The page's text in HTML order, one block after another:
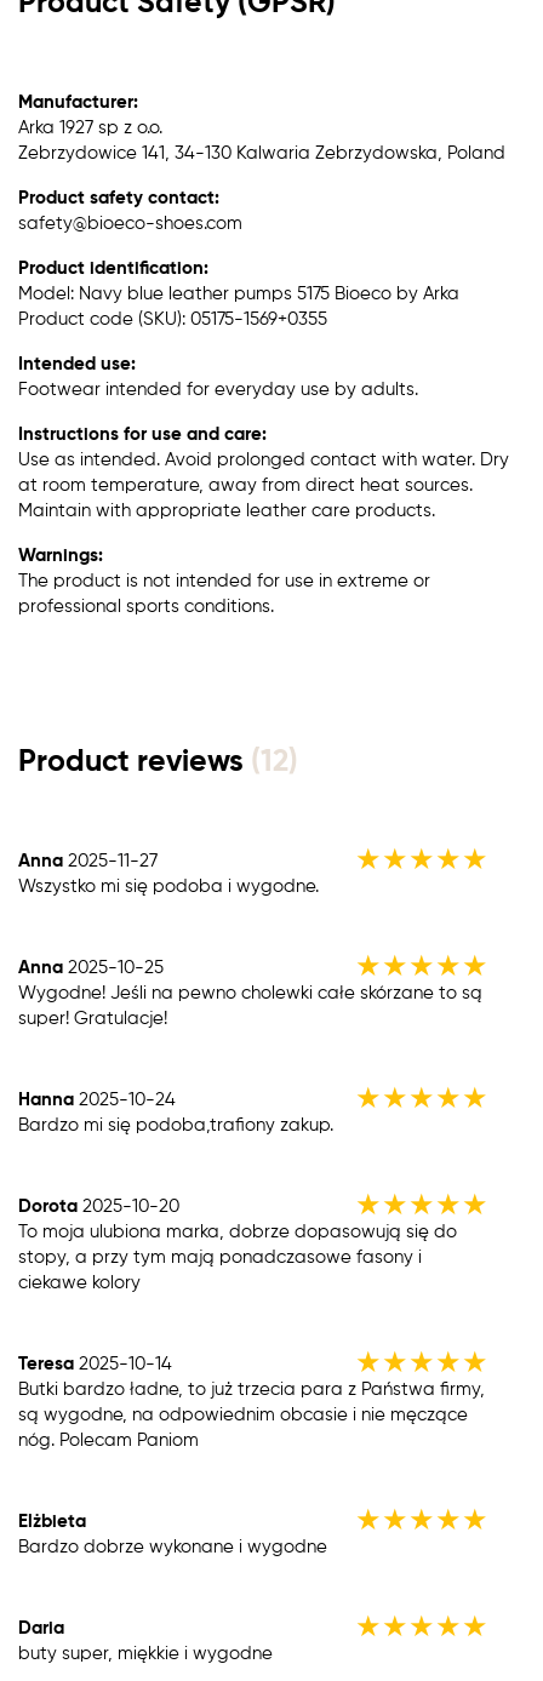
Manufacturer:
Arka 1927 sp z o.o.
Zebrzydowice 141, 34-130 Kalwaria Zebrzydowska, Poland
Product safety contact:
safety@bioeco-shoes.com
Product identification:
Model: Navy blue leather pumps 5175 Bioeco by Arka
Product code (SKU): 05175-1569+0355
Intended use:
Footwear intended for everyday use by adults.
Instructions for use and care:
Use as intended. Avoid prolonged contact with water. Dry
at room temperature, away from direct heat sources.
Maintain with appropriate leather care products.
Warnings:
The product is not intended for use in extreme or
professional sports conditions.
Product reviews (12)
Anna 2025-11-27 ★★★★★
Wszystko mi się podoba i wygodne.
Anna 2025-10-25 ★★★★★
Wygodne! Jeśli na pewno cholewki całe skórzane to są
super! Gratulacje!
Hanna 2025-10-24 ★★★★★
Bardzo mi się podoba,trafiony zakup.
Dorota 2025-10-20 ★★★★★
To moja ulubiona marka, dobrze dopasowują się do
stopy, a przy tym mają ponadczasowe fasony i
ciekawe kolory
Teresa 2025-10-14 ★★★★★
Butki bardzo ładne, to już trzecia para z Państwa firmy,
są wygodne, na odpowiednim obcasie i nie męczące
nóg. Polecam Paniom
Elżbieta ★★★★★
Bardzo dobrze wykonane i wygodne
Daria ★★★★★
buty super, miękkie i wygodne